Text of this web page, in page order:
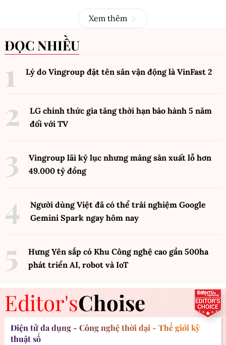
Xem thêm
ĐỌC NHIỀU
Lý do Vingroup đặt tên sân vận động là VinFast 2
LG chính thức gia tăng thời hạn bảo hành 5 năm
đối với TV
Vingroup lãi kỷ lục nhưng mảng sản xuất lỗ hơn
49.000 tỷ đồng
Người dùng Việt đã có thể trải nghiệm Google
Gemini Spark ngay hôm nay
Hưng Yên sắp có Khu Công nghệ cao gần 500ha
phát triển AI, robot và IoT
Editor'sChoise
Điện tử đa dụng - Công nghệ thời đại - Thế giới kỹ
thuật số